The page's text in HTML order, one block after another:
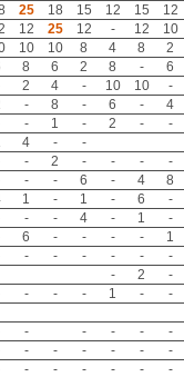
25 18 15 12 15 12
12 25 12 - 12 10
10 10 8 4 8 2
8 6 2 8 - 6
2 4 - 10 10 -
- 8 - 6 - 4
- 1 - 2 - -
4 - -
- 2 - - - -
- - 6 - 4 8
1 - 1 - 6 -
- - 4 - 1 -
6 - - - - 1
- - - - - -
- 2 -
- - - 1 - -
- - - - -
- - - - - -
- - - - - -